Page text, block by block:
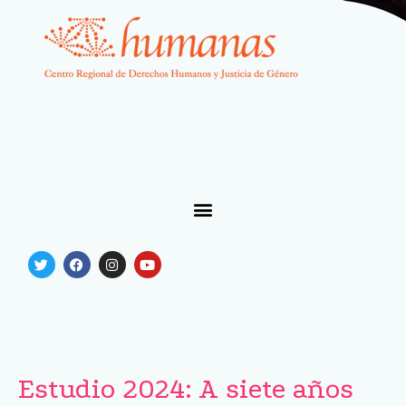
Estudio 2024: A siete años